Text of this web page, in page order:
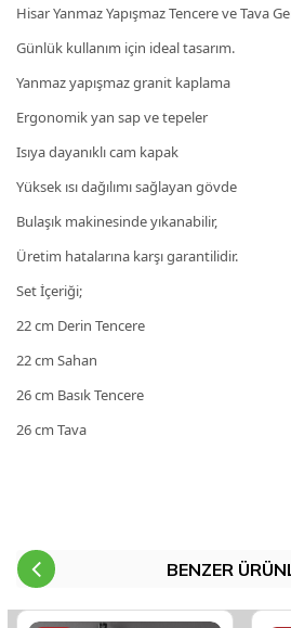
Hisar Yanmaz Yapışmaz Tencere ve Tava
Günlük kullanım için ideal tasarım.
Yanmaz yapışmaz granit kaplama
Ergonomik yan sap ve tepeler
Isıya dayanıklı cam kapak
Yüksek ısı dağılımı sağlayan gövde
Bulaşık makinesinde yıkanabilir,
Üretim hatalarına karşı garantilidir.
Set İçeriği;
22 cm Derin Tencere
22 cm Sahan
26 cm Basık Tencere
26 cm Tava
BENZER